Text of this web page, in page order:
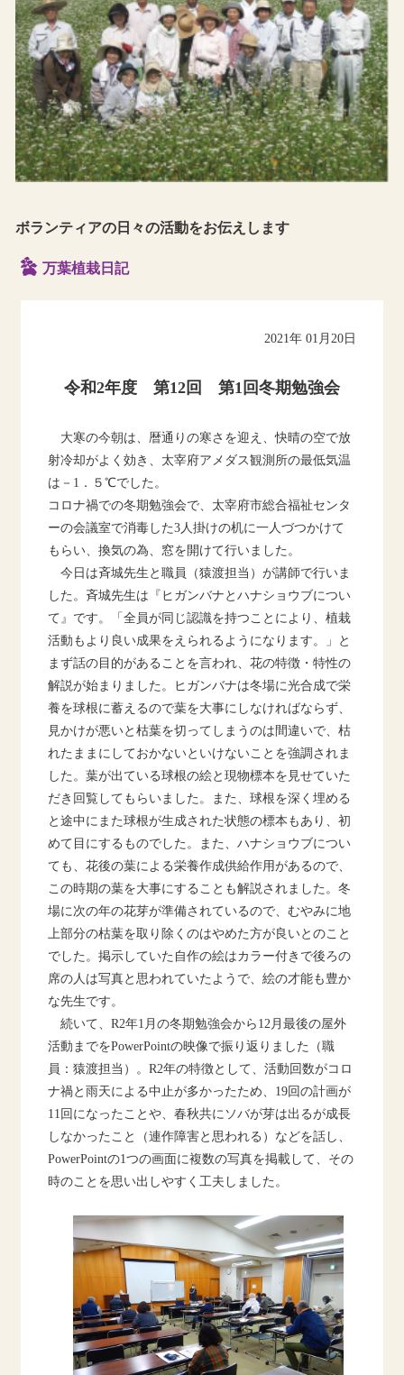
ボランティアの日々の活動をお伝えします
万葉植栽日記
2021年 01月20日
令和2年度 第12回 第1回冬期勉強会
大寒の今朝は、暦通りの寒さを迎え、快晴の空で放
射冷却がよく効き、太宰府アメダス観測所の最低気温
は－1．５℃でした。
コロナ禍での冬期勉強会で、太宰府市総合福祉センタ
ーの会議室で消毒した3人掛けの机に一人づつかけて
もらい、換気の為、窓を開けて行いました。
今日は斉城先生と職員（猿渡担当）が講師で行いま
した。斉城先生は『ヒガンバナとハナショウブについ
て』です。「全員が同じ認識を持つことにより、植栽
活動もより良い成果をえられるようになります。」と
まず話の目的があることを言われ、花の特徴・特性の
解説が始まりました。ヒガンバナは冬場に光合成で栄
養を球根に蓄えるので葉を大事にしなければならず、
見かけが悪いと枯葉を切ってしまうのは間違いで、枯
れたままにしておかないといけないことを強調されま
した。葉が出ている球根の絵と現物標本を見せていた
だき回覧してもらいました。また、球根を深く埋める
と途中にまた球根が生成された状態の標本もあり、初
めて目にするものでした。また、ハナショウブについ
ても、花後の葉による栄養作成供給作用があるので、
この時期の葉を大事にすることも解説されました。冬
場に次の年の花芽が準備されているので、むやみに地
上部分の枯葉を取り除くのはやめた方が良いとのこと
でした。掲示していた自作の絵はカラー付きで後ろの
席の人は写真と思われていたようで、絵の才能も豊か
な先生です。
続いて、R2年1月の冬期勉強会から12月最後の屋外
活動までをPowerPointの映像で振り返りました（職
員：猿渡担当）。R2年の特徴として、活動回数がコロ
ナ禍と雨天による中止が多かったため、19回の計画が
11回になったことや、春秋共にソバが芽は出るが成長
しなかったこと（連作障害と思われる）などを話し、
PowerPointの1つの画面に複数の写真を掲載して、その
時のことを思い出しやすく工夫しました。